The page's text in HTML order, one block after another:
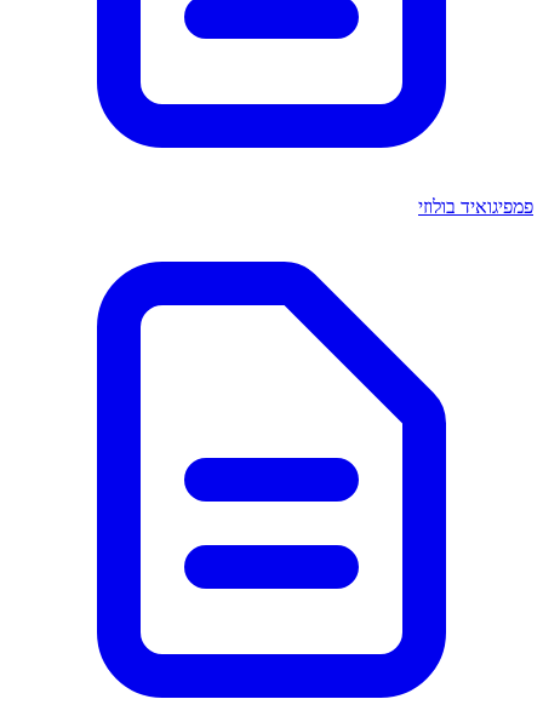
פמפיגואיד בולוזי